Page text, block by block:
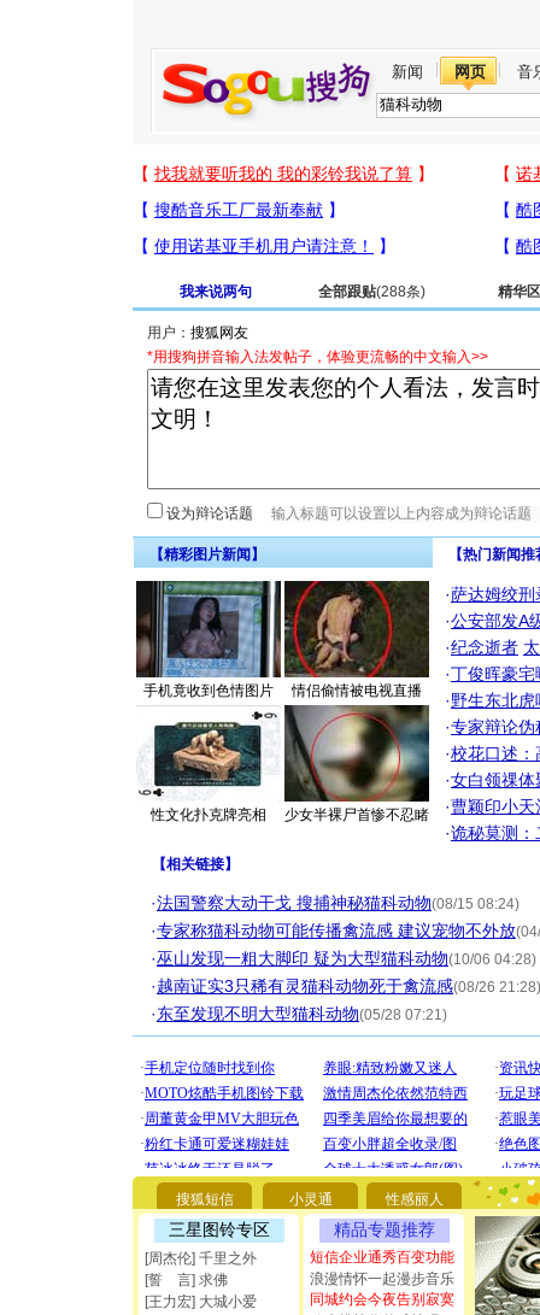
新闻 网页 音
我来说两句 全部跟贴(288条) 精华区
用户：
*用搜狗拼音输入法发帖子，体验更流畅的中文输入>>
设为辩论话题
【精彩图片新闻】
手机竟收到色情图片 情侣偷情被电视直播
性文化扑克牌亮相 少女半裸尸首惨不忍睹
【热门新闻
·萨达姆绞刑
·公安部发A
·纪念逝者
·丁俊晖豪
·野生东北
·专家辩论伪
·校花口述：
·女白领祼体
·曹颖印小天
·诡秘莫测：
【相关链接】
·法国警察大动干戈 搜捕神秘猫科动物(08/15 08:24)
·专家称猫科动物可能传播禽流感 建议宠物不外放
·巫山发现一粗大脚印 疑为大型猫科动物(10/06 04:28)
·越南证实3只稀有灵猫科动物死于禽流感(08/26 21:28)
·东至发现不明大型猫科动物(05/28 07:21)
搜狐短信 小灵通 性感丽人
三星图铃专区
[周杰伦] 千里之外
[誓 言] 求佛
[王力宏] 大城小爱
精品专题推荐
短信企业通秀百变功能
浪漫情怀一起漫步音乐
同城约会今夜告别寂寞
[圣诞节]
你太多，
要平安
[圣诞节]
能正大光
都要快乐
[圣诞节]
如意,快